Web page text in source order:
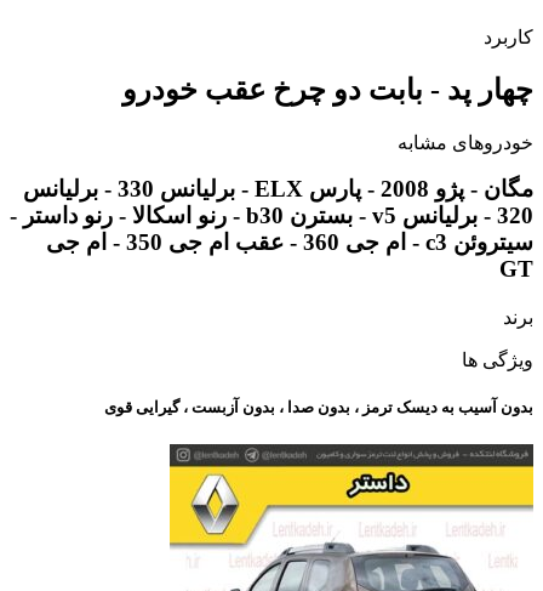
کاربرد
چهار پد - بابت دو چرخ عقب خودرو
خودروهای مشابه
مگان - پژو 2008 - پارس ELX - برلیانس 330 - برلیانس
320 - برلیانس v5 - بسترن b30 - رنو اسکالا - رنو داستر -
سیتروئن c3 - ام جی 360 - عقب ام جی 350 - ام جی
GT
برند
ویژگی ها
بدون آسیب به دیسک ترمز ، بدون صدا ، بدون آزبست ، گیرایی قوی​